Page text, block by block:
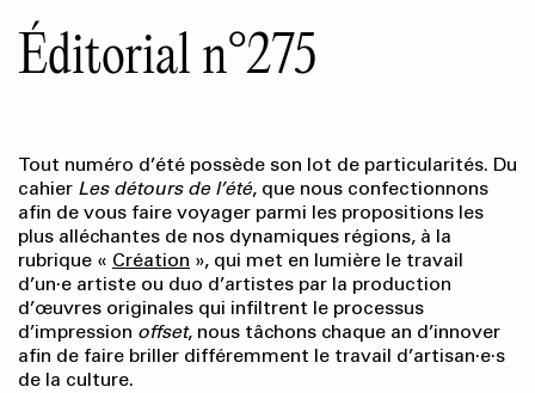
Éditorial n°275
Tout numéro d’été possède son lot de particularités. Du
cahier Les détours de l’été, que nous confectionnons
afin de vous faire voyager parmi les propositions les
plus alléchantes de nos dynamiques régions, à la
rubrique « Création », qui met en lumière le travail
d’un·e artiste ou duo d’artistes par la production
d’œuvres originales qui infiltrent le processus
d’impression offset, nous tâchons chaque an d’innover
afin de faire briller différemment le travail d’artisan·e·s
de la culture.